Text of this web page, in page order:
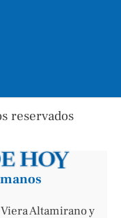
reservados
Altamirano y